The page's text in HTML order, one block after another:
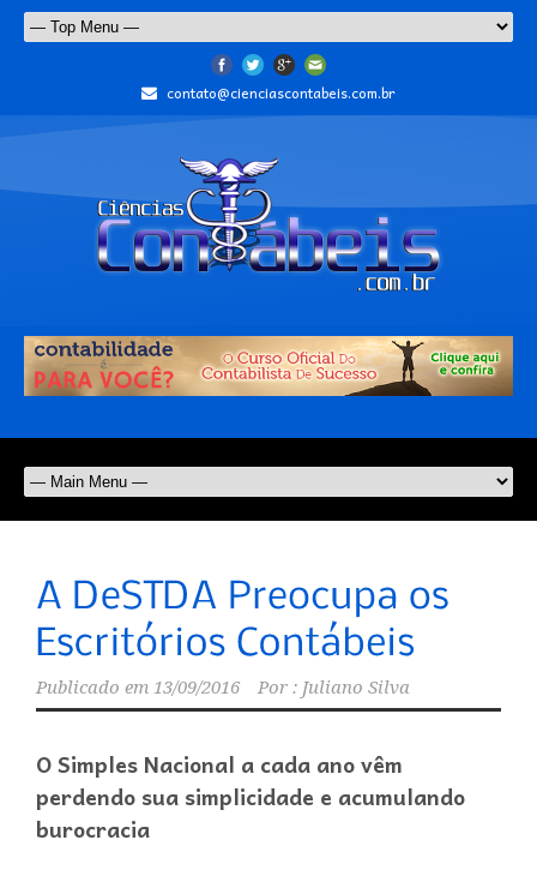
contato@cienciascontabeis.com.br
Publicado em 13/09/2016 Por : Juliano Silva
O Simples Nacional a cada ano vêm
perdendo sua simplicidade e acumulando
burocracia